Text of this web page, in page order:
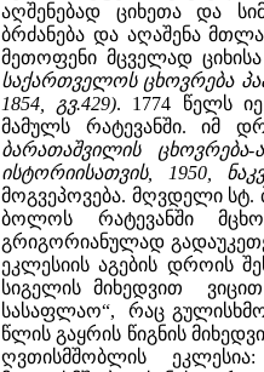
აღშენებად ციხეთა და
ბრძანება და აღაშენა
მეთოფენი მცველად
საქართველოს ცხოვრება
1854, გვ.429). 1774 წელს
მამულს რატევანში. იმ
ბარათაშვილის
ისტორიისათვის, 1950,
მოგვეპოვება. მღვდელი
ბოლოს რატევანში
გრიგორიანულად
ეკლესიის აგების დროის
სიგელის მიხედვით
სასაფლაო“, რაც
წლის გაყრის წიგნის
ღვთისმშობლის